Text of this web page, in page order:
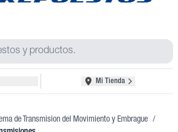
Mi Tienda
de Transmision del Movimiento y Embrague /